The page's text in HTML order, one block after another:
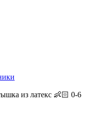
из латекс 👶🏻 0-6